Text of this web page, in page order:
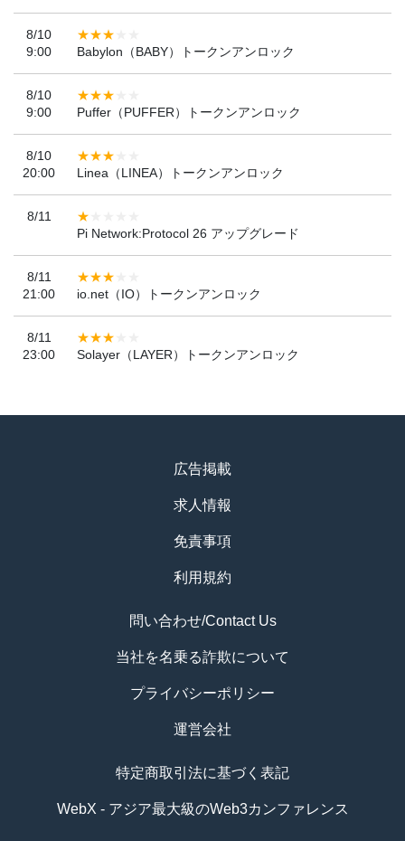
8/10
9:00
Babylon（BABY）トークンアンロック
8/10
9:00
Puffer（PUFFER）トークンアンロック
8/10
20:00
Linea（LINEA）トークンアンロック
8/11
Pi Network:Protocol 26 アップグレード
8/11
21:00
io.net（IO）トークンアンロック
8/11
23:00
Solayer（LAYER）トークンアンロック
広告掲載
求人情報
免責事項
利用規約
問い合わせ/Contact Us
当社を名乗る詐欺について
プライバシーポリシー
運営会社
特定商取引法に基づく表記
WebX - アジア最大級のWeb3カンファレンス